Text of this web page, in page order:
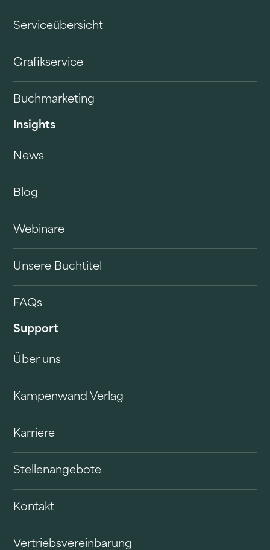
Serviceübersicht
Grafikservice
Buchmarketing
Insights
News
Blog
Webinare
Unsere Buchtitel
FAQs
Support
Über uns
Kampenwand Verlag
Karriere
Stellenangebote
Kontakt
Vertriebsvereinbarung